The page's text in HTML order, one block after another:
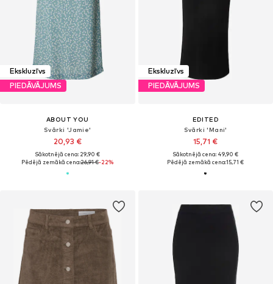
Ekskluzīvs
PIEDĀVĀJUMS
ABOUT YOU
Svārki 'Jamie'
20,93 €
Sākotnējā cena: 29,90 €
Pēdējā zemākā cena:26,91 €-22%
Ekskluzīvs
PIEDĀVĀJUMS
EDITED
Svārki 'Mani'
15,71 €
Sākotnējā cena: 49,90 €
Pēdējā zemākā cena:15,71 €